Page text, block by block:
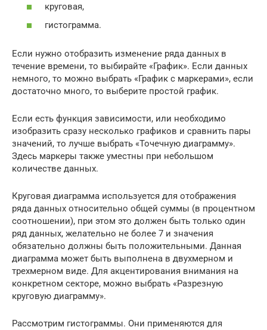
круговая,
гистограмма.
Если нужно отобразить изменение ряда данных в
течение времени, то выбирайте «График». Если данных
немного, то можно выбрать «График с маркерами», если
достаточно много, то выберите простой график.
Если есть функция зависимости, или необходимо
изобразить сразу несколько графиков и сравнить пары
значений, то лучше выбрать «Точечную диаграмму».
Здесь маркеры также уместны при небольшом
количестве данных.
Круговая диаграмма используется для отображения
ряда данных относительно общей суммы (в процентном
соотношении), при этом это должен быть только один
ряд данных, желательно не более 7 и значения
обязательно должны быть положительными. Данная
диаграмма может быть выполнена в двухмерном и
трехмерном виде. Для акцентирования внимания на
конкретном секторе, можно выбрать «Разрезную
круговую диаграмму».
Рассмотрим гистограммы. Они применяются для